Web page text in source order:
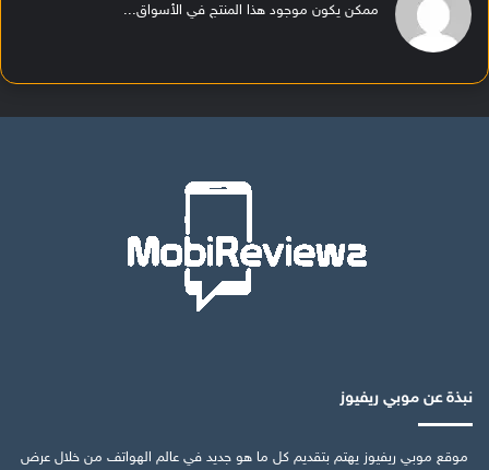
ممكن يكون موجود هذا المنتج في الأسواق...
نبذة عن موبي ريفيوز
موقع موبي ريفيوز يهتم بتقديم كل ما هو جديد في عالم الهواتف من خلال عرض